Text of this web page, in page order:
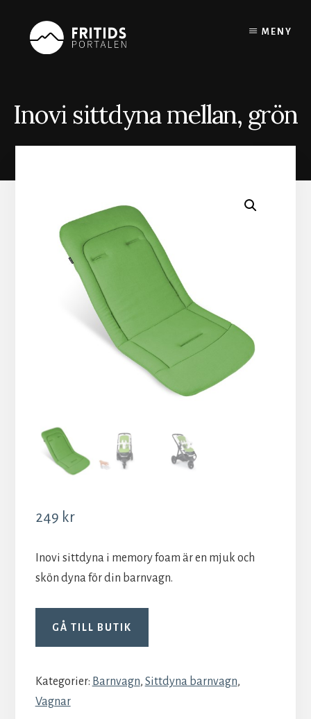
content
MENY
Inovi sittdyna mellan, grön
249 kr
Inovi sittdyna i memory foam är en mjuk och
skön dyna för din barnvagn.
GÅ TILL BUTIK
Kategorier: Barnvagn, Sittdyna barnvagn,
Vagnar